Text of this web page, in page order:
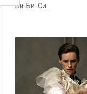
Би-Би-Си.